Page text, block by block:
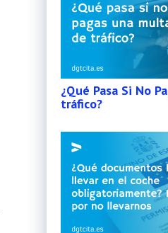
¿Qué Pasa Si No
tráfico?